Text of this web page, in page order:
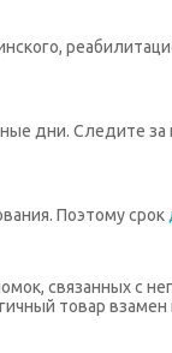
дни. Следите
Поэтому срок
связанных с
товар взамен